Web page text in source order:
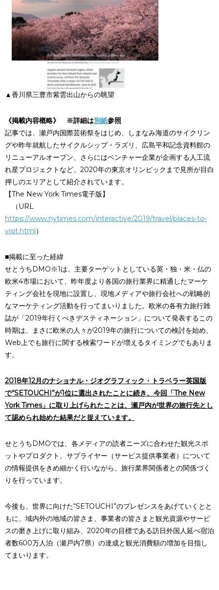
▲香川県三豊市紫雲出山からの眺望
《掲載内容概略》 ※詳細は別紙参照
記事では、瀬戸内国際芸術祭をはじめ、しまなみ海道のサイクリン
グや昨年就航したサイクルシップ・ラズリ、広島平和記念資料館の
リニューアルオープン、さらにはベンチャー企業が企画する人工流
れ星プロジェクトなど、2020年の東京オリンピックまで見所が目白
押しのエリアとして紹介されています。
【The New York Times電子版】
（URL
https://www.nytimes.com/interactive/2019/travel/places-to-
visit.html）
■掲載に至った経緯
せとうちDMO※1は、主要ターゲットとしている英・独・米・仏の
欧米4市場において、昨年度より各国の旅行業界に精通したマーケ
ティング会社を現地に設置し、現地メディアや旅行会社への戦略的
なマーケティング活動を行ってまいりました。欧米の各有力旅行雑
誌が「2019年行くべきデスティネーション」について発表するこの
時期は、まさに欧米の人々が2019年の旅行についての検討を始め、
Web上でも旅行に関する検索ワードが増えるタイミングでもありま
す。
2018年12月のナショナル・ジオグラフィック・トラベラー英国版
で“SETOUCHI”が1位に選出されたことに続き、今回「The New
York Times」に取り上げられたことは、瀬戸内が世界の旅行先とし
て認められ始めた結果だと捉えています。
せとうちDMOでは、各メディアの読者ニーズに合わせた観光スポ
ットやプロダクト、サプライヤー（サービス提供事業者）について
の情報提供をきめ細かく行いながら、旅行業界関係者との関係づく
りを行っています。
今後も、世界に向けた“SETOUCHI”のプレゼンスをあげていくとと
もに、域内外の地域の皆さま、事業者の皆さまと観光資源やサービ
スの磨き上げに取り組み、2020年の目標である訪日外国人延べ宿泊
者数600万人泊（瀬戸内7県）の達成と観光消費額の増加を目指し
てまいります。